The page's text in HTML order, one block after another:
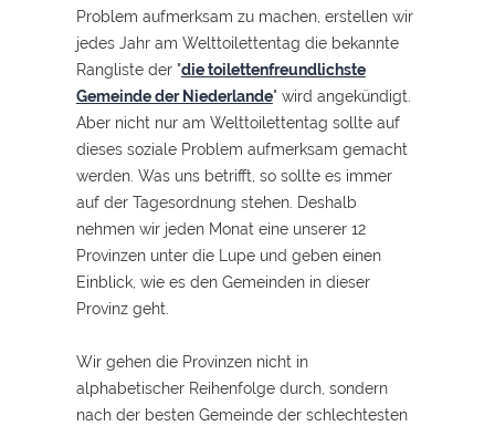
Problem aufmerksam zu machen, erstellen wir
jedes Jahr am Welttoilettentag die bekannte
Rangliste der "die toilettenfreundlichste
Gemeinde der Niederlande" wird angekündigt.
Aber nicht nur am Welttoilettentag sollte auf
dieses soziale Problem aufmerksam gemacht
werden. Was uns betrifft, so sollte es immer
auf der Tagesordnung stehen. Deshalb
nehmen wir jeden Monat eine unserer 12
Provinzen unter die Lupe und geben einen
Einblick, wie es den Gemeinden in dieser
Provinz geht.
Wir gehen die Provinzen nicht in
alphabetischer Reihenfolge durch, sondern
nach der besten Gemeinde der schlechtesten